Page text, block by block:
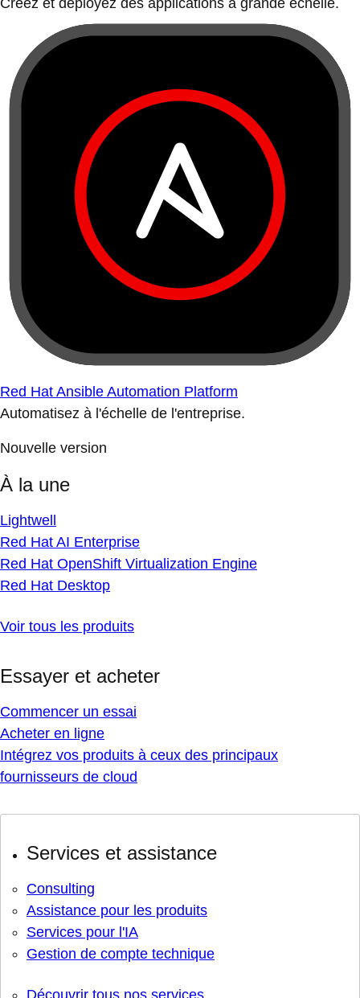
Créez et déployez des applications à grande échelle.
Red Hat Ansible Automation Platform
Automatisez à l'échelle de l'entreprise.
Nouvelle version
À la une
Lightwell
Red Hat AI Enterprise
Red Hat OpenShift Virtualization Engine
Red Hat Desktop
Voir tous les produits
Essayer et acheter
Commencer un essai
Acheter en ligne
Intégrez vos produits à ceux des principaux
fournisseurs de cloud
Services et assistance
Consulting
Assistance pour les produits
Services pour l'IA
Gestion de compte technique
Découvrir tous nos services